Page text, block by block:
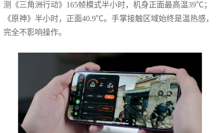
测《三角洲行动》165帧模式半小时，机身正面最高温39℃；
《原神》半小时，正面40.9℃。手掌接触区域始终是温热感，
完全不影响操作。